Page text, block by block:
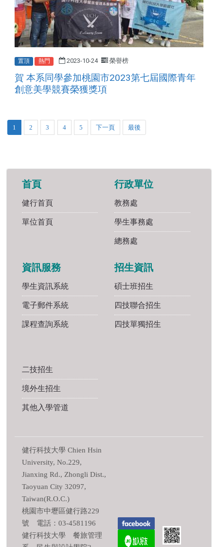
置頂 熱門 2023-10-24 榮譽榜
賀 本系同學參加桃園市2023第七屆國際青年
創意美學競賽榮獲獎項
1 2 3 4 5 下一頁 最後
首頁
健行首頁
單位首頁
行政單位
教務處
學生事務處
總務處
資訊服務
學生資訊系統
電子郵件系統
課程查詢系統
招生資訊
碩士班招生
四技聯合招生
四技單獨招生
二技招生
境外生招生
其他入學管道
健行科技大學 Chien Hsin
University, No.229,
Jianxing Rd., Zhongli Dist.,
Taoyuan City 32097,
Taiwan(R.O.C.)
桃園市中壢區健行路229
號 電話：03-4581196
健行科技大學 餐旅管理